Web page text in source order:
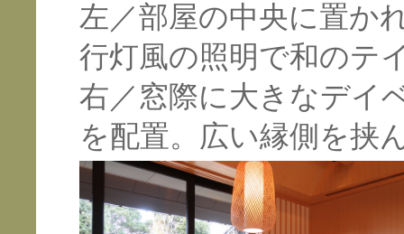
左／部屋の中央に置か
行灯風の照明で和のテ
右／窓際に大きなデイ
を配置。広い縁側を挟